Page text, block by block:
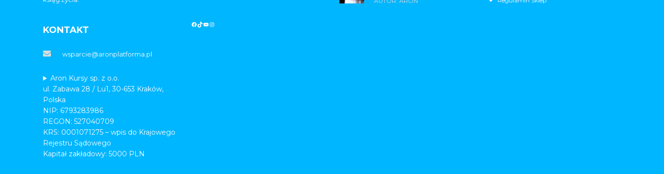
KONTAKT
wsparcie@aronplatforma.pl
Aron Kursy sp. z o.o.
ul. Zabawa 28 / Lu1, 30-653 Kraków,
Polska
NIP: 6793283986
REGON: 527040709
KRS: 0001071275 – wpis do Krajowego
Rejestru Sądowego
Kapitał zakładowy: 5000 PLN